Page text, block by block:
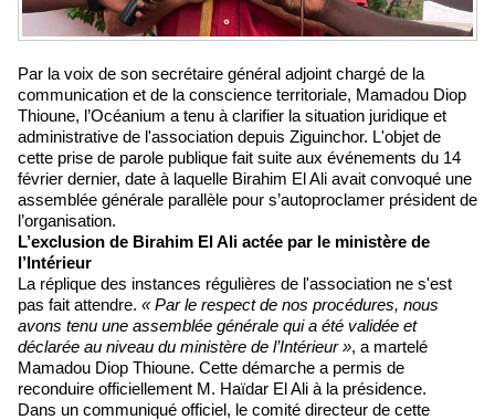
Par la voix de son secrétaire général adjoint chargé de la
communication et de la conscience territoriale, Mamadou Diop
Thioune, l’Océanium a tenu à clarifier la situation juridique et
administrative de l'association depuis Ziguinchor. L'objet de
cette prise de parole publique fait suite aux événements du 14
février dernier, date à laquelle Birahim El Ali avait convoqué une
assemblée générale parallèle pour s’autoproclamer président de
l’organisation.
L’exclusion de Birahim El Ali actée par le ministère de
l’Intérieur
La réplique des instances régulières de l'association ne s'est
pas fait attendre. « Par le respect de nos procédures, nous
avons tenu une assemblée générale qui a été validée et
déclarée au niveau du ministère de l’Intérieur », a martelé
Mamadou Diop Thioune. Cette démarche a permis de
reconduire officiellement M. Haïdar El Ali à la présidence.
Dans un communiqué officiel, le comité directeur de cette